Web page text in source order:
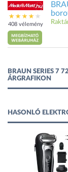
408 vélemény
BRAUN SERIES 7
ÁRGRAFIKON
HASONLÓ